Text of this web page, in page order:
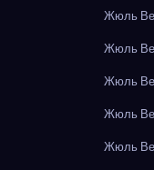
Жюль
Жюль
Жюль
Жюль
Жюль